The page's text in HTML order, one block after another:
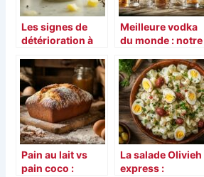
Les signes de
détérioration à
mayonnaise
contient-elle des
produits laitiers
et donc du
lactose à éviter ?
Meilleure vodka
du monde : notre
processus de
distillation qui
fait la différence
Pain au lait vs
pain coco :
La salade Olivieh
express :